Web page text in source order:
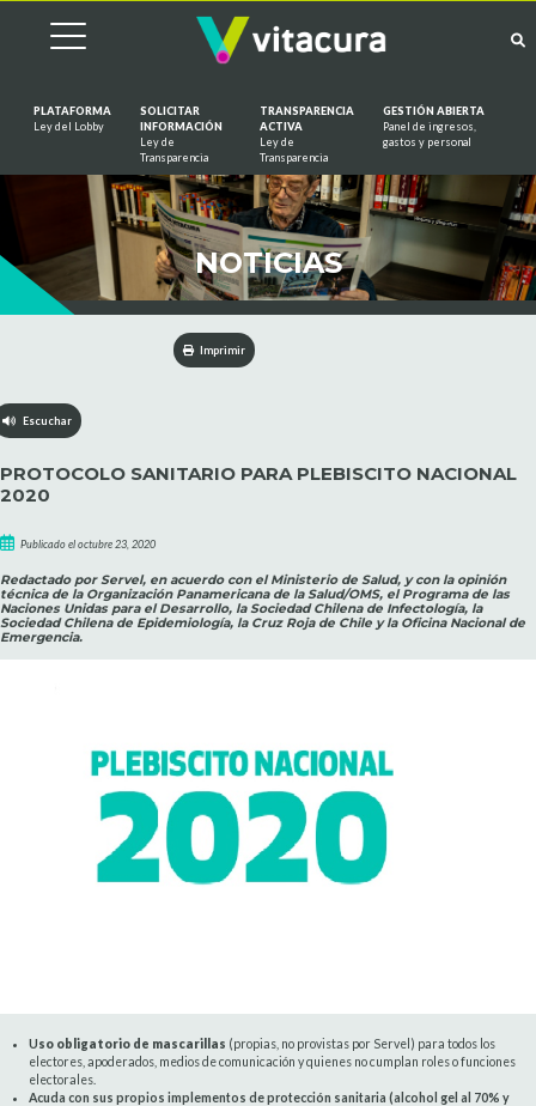
PLATAFORMA
Ley del Lobby
SOLICITAR
INFORMACIÓN
Ley de
Transparencia
TRANSPARENCIA
ACTIVA
Ley de
Transparencia
GESTIÓN ABIERTA
Panel de ingresos,
gastos y personal
NOTICIAS
Imprimir
Escuchar
PROTOCOLO SANITARIO PARA PLEBISCITO NACIONAL
2020
Publicado el octubre 23, 2020
Redactado por Servel, en acuerdo con el Ministerio de Salud, y con la opinión
técnica de la Organización Panamericana de la Salud/OMS, el Programa de las
Naciones Unidas para el Desarrollo, la Sociedad Chilena de Infectología, la
Sociedad Chilena de Epidemiología, la Cruz Roja de Chile y la Oficina Nacional de
Emergencia.
Uso obligatorio de mascarillas (propias, no provistas por Servel) para todos los
electores, apoderados, medios de comunicación y quienes no cumplan roles o funciones
electorales.
Acuda con sus propios implementos de protección sanitaria (alcohol gel al 70% y